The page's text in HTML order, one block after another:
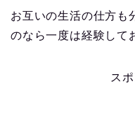
お互いの生活の仕方も
のなら一度は経験して
ス